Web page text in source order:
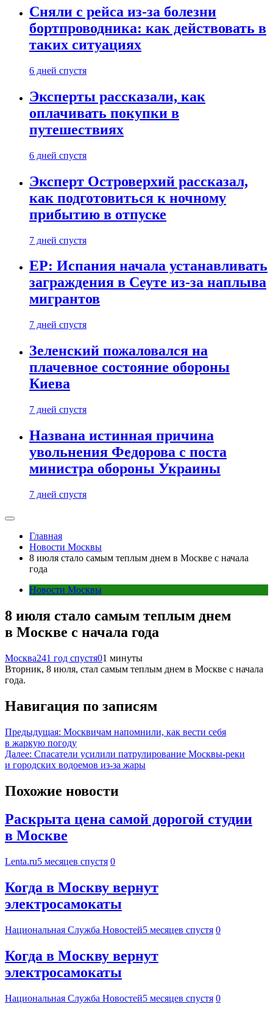
Сняли с рейса из-за болезни
бортпроводника: как действовать в
таких ситуациях
6 дней спустя
Эксперты рассказали, как
оплачивать покупки в
путешествиях
6 дней спустя
Эксперт Островерхий рассказал,
как подготовиться к ночному
прибытию в отпуске
7 дней спустя
EP: Испания начала устанавливать
заграждения в Сеуте из-за наплыва
мигрантов
7 дней спустя
Зеленский пожаловался на
плачевное состояние обороны
Киева
7 дней спустя
Названа истинная причина
увольнения Федорова с поста
министра обороны Украины
7 дней спустя
Главная
Новости Москвы
8 июля стало самым теплым днем в Москве с начала
года
Новости Москвы
8 июля стало самым теплым днем
в Москве с начала года
Москва241 год спустя01 минуты
Вторник, 8 июля, стал самым теплым днем в Москве с начала
года.
Навигация по записям
Предыдущая: Москвичам напомнили, как вести себя
в жаркую погоду
Далее: Спасатели усилили патрулирование Москвы-реки
и городских водоемов из-за жары
Похожие новости
Раскрыта цена самой дорогой студии
в Москве
Lenta.ru5 месяцев спустя 0
Когда в Москву вернут
электросамокаты
Национальная Служба Новостей5 месяцев спустя 0
Когда в Москву вернут
электросамокаты
Национальная Служба Новостей5 месяцев спустя 0